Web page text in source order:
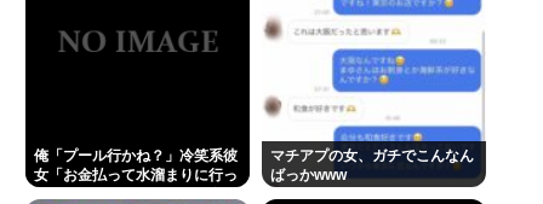
も素っ気ない態度を取られて寂しい」
A💕V女優『瀬戸環奈』、パチ●コ屋にイベント来店
し、弱男が大集結www 👉
Powered by livedoor 相互RSS
俺「プール行かね？」冷笑系彼
女「お金払って水溜まりに行っ
マチアプの女、ガチでこんなん
ばっかwww